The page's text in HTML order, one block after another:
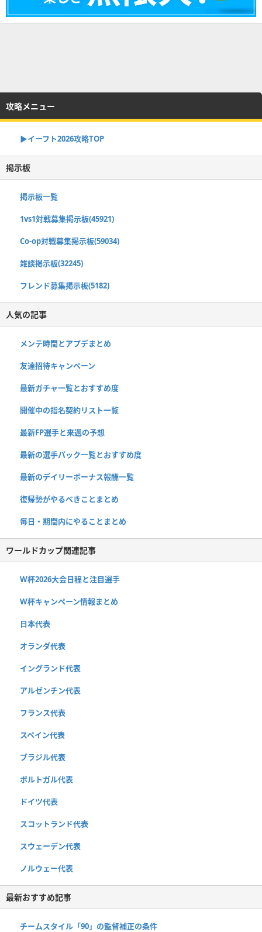
攻略メニュー
▶イーフト2026攻略TOP
掲示板
掲示板一覧
1vs1対戦募集掲示板(45921)
Co-op対戦募集掲示板(59034)
雑談掲示板(32245)
フレンド募集掲示板(5182)
人気の記事
メンテ時間とアプデまとめ
友達招待キャンペーン
最新ガチャ一覧とおすすめ度
開催中の指名契約リスト一覧
最新FP選手と来週の予想
最新の選手パック一覧とおすすめ度
最新のデイリーボーナス報酬一覧
復帰勢がやるべきことまとめ
毎日・期間内にやることまとめ
ワールドカップ関連記事
W杯2026大会日程と注目選手
W杯キャンペーン情報まとめ
日本代表
オランダ代表
イングランド代表
アルゼンチン代表
フランス代表
スペイン代表
ブラジル代表
ポルトガル代表
ドイツ代表
スコットランド代表
スウェーデン代表
ノルウェー代表
最新おすすめ記事
チームスタイル「90」の監督補正の条件